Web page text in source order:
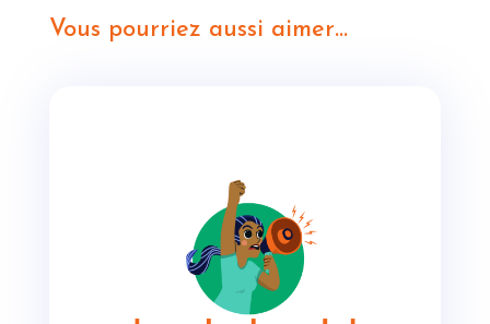
Vous pourriez aussi aimer…